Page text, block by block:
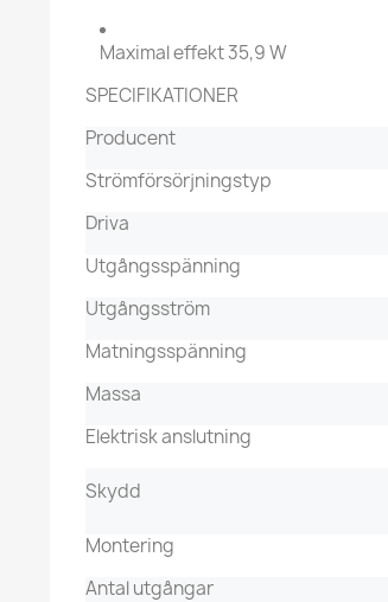
Maximal effekt 35,9 W
SPECIFIKATIONER
Producent
Strömförsörjningstyp
Driva
Utgångsspänning
Utgångsström
Matningsspänning
Massa
Elektrisk anslutning
Skydd
Montering
Antal utgångar